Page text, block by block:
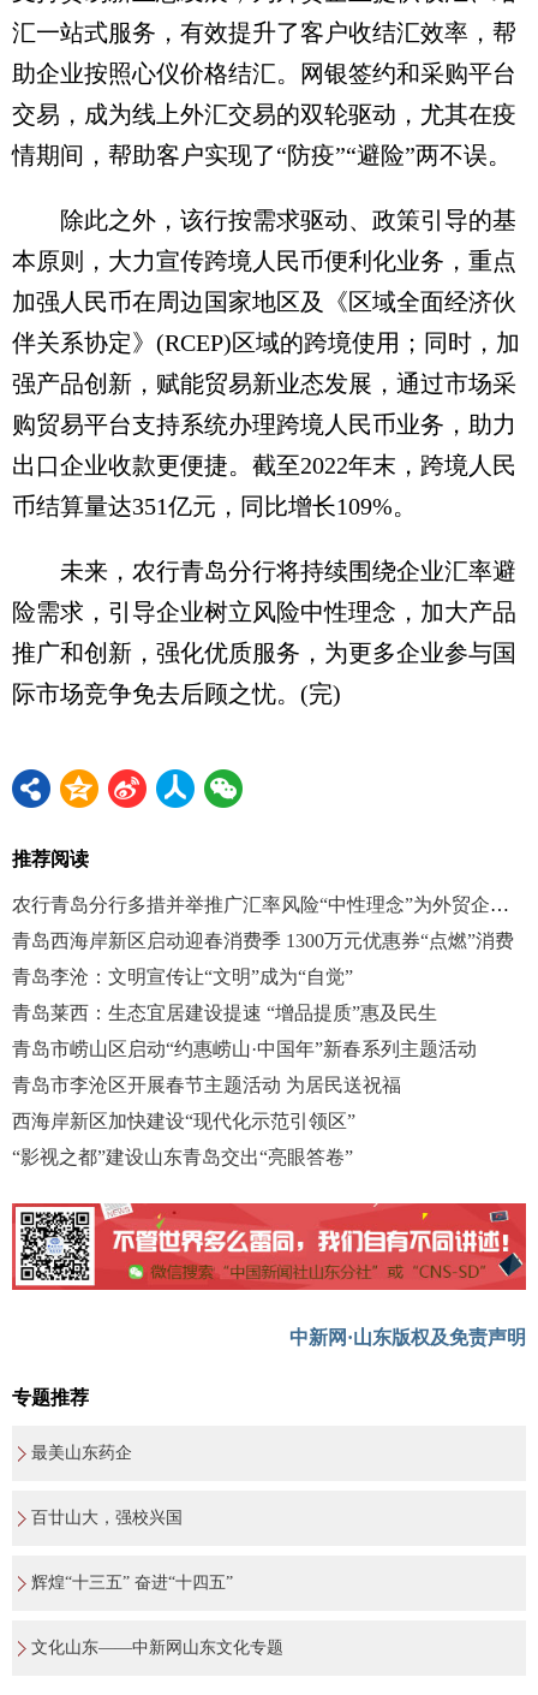
汇一站式服务，有效提升了客户收结汇效率，帮
助企业按照心仪价格结汇。网银签约和采购平台
交易，成为线上外汇交易的双轮驱动，尤其在疫
情期间，帮助客户实现了“防疫”“避险”两不误。
除此之外，该行按需求驱动、政策引导的基
本原则，大力宣传跨境人民币便利化业务，重点
加强人民币在周边国家地区及《区域全面经济伙
伴关系协定》(RCEP)区域的跨境使用；同时，加
强产品创新，赋能贸易新业态发展，通过市场采
购贸易平台支持系统办理跨境人民币业务，助力
出口企业收款更便捷。截至2022年末，跨境人民
币结算量达351亿元，同比增长109%。
未来，农行青岛分行将持续围绕企业汇率避
险需求，引导企业树立风险中性理念，加大产品
推广和创新，强化优质服务，为更多企业参与国
际市场竞争免去后顾之忧。(完)
推荐阅读
农行青岛分行多措并举推广汇率风险“中性理念”为外贸企业护航
青岛西海岸新区启动迎春消费季 1300万元优惠券“点燃”消费
青岛李沧：文明宣传让“文明”成为“自觉”
青岛莱西：生态宜居建设提速 “增品提质”惠及民生
青岛市崂山区启动“约惠崂山·中国年”新春系列主题活动
青岛市李沧区开展春节主题活动 为居民送祝福
西海岸新区加快建设“现代化示范引领区”
“影视之都”建设山东青岛交出“亮眼答卷”
中新网·山东版权及免责声明
专题推荐
最美山东药企
百廿山大，强校兴国
辉煌“十三五” 奋进“十四五”
文化山东——中新网山东文化专题